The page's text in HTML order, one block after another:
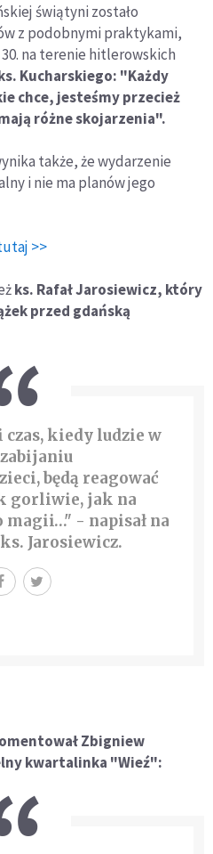
świątyni zostało
z podobnymi praktykami,
na terenie hitlerowskich
Kucharskiego: "Każdy
chce, jesteśmy przecież
różne skojarzenia".
także, że wydarzenie
i nie ma planów jego
>>
ks. Rafał Jarosiewicz, który
przed gdańską
kiedy ludzie w
będą reagować
gorliwie, jak na
magii…" - napisał na
Jarosiewicz.
Zbigniew
kwartalinka "Wieź":